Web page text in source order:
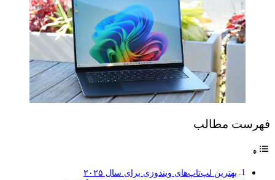
فهرست مطالب
بهترین لپ‌تاپ‌های ویندوزی برای سال ۲۰۲۵